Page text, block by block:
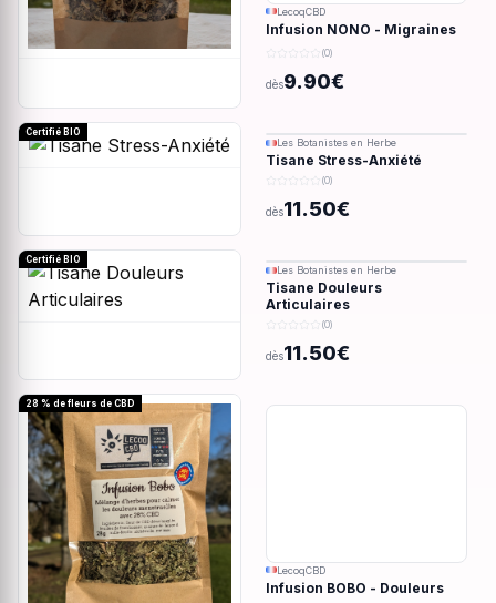
LecoqCBD
Infusion NONO - Migraines
& douleurs - 28g
(0)
dès9.90€
Certifié BIO
Les Botanistes en Herbe
Tisane Stress-Anxiété
(0)
dès11.50€
Certifié BIO
Les Botanistes en Herbe
Tisane Douleurs
Articulaires
(0)
dès11.50€
28 % de fleurs de CBD
LecoqCBD
Infusion BOBO - Douleurs